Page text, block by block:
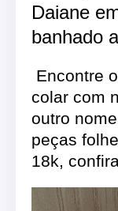
Daiane
banhado
Encontre
colar com
outro
peças
18k,